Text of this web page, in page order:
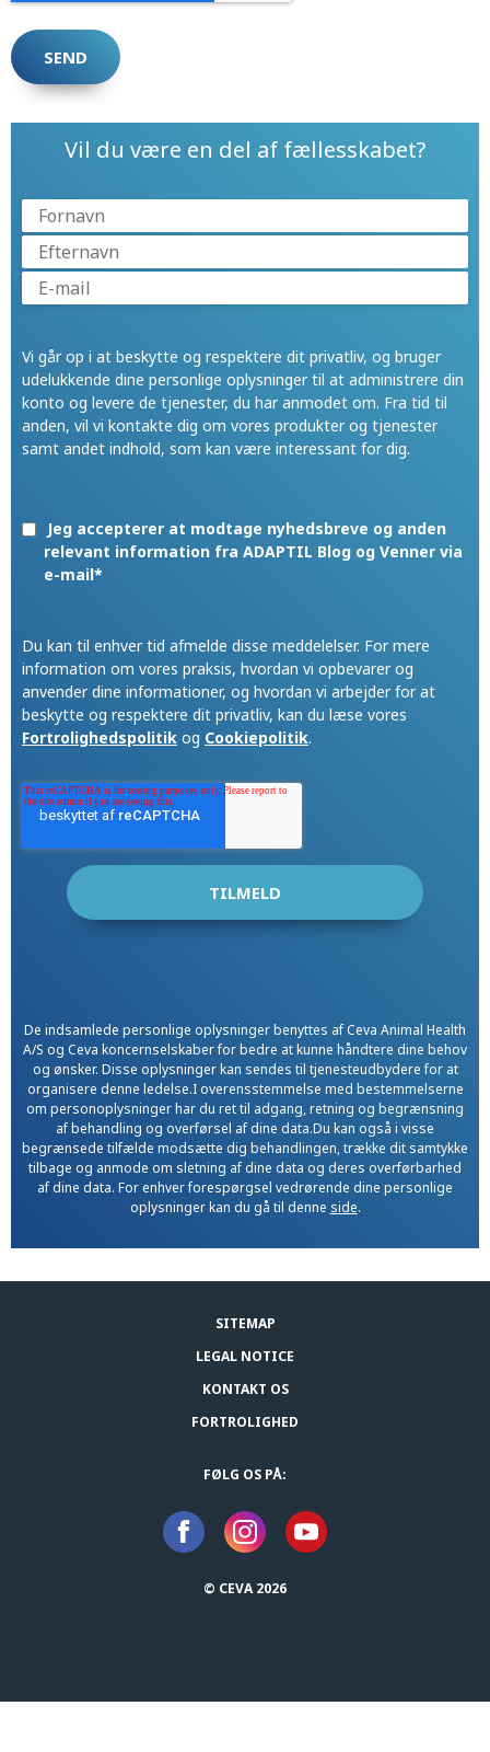
Vil du være en del af fællesskabet?
Vi går op i at beskytte og respektere dit privatliv, og bruger
udelukkende dine personlige oplysninger til at administrere din
konto og levere de tjenester, du har anmodet om. Fra tid til
anden, vil vi kontakte dig om vores produkter og tjenester
samt andet indhold, som kan være interessant for dig.
Jeg accepterer at modtage nyhedsbreve og anden
relevant information fra ADAPTIL Blog og Venner via
e-mail*
Du kan til enhver tid afmelde disse meddelelser. For mere
information om vores praksis, hvordan vi opbevarer og
anvender dine informationer, og hvordan vi arbejder for at
beskytte og respektere dit privatliv, kan du læse vores
Fortrolighedspolitik og Cookiepolitik.
De indsamlede personlige oplysninger benyttes af Ceva Animal Health
A/S og Ceva koncernselskaber for bedre at kunne håndtere dine behov
og ønsker. Disse oplysninger kan sendes til tjenesteudbydere for at
organisere denne ledelse.I overensstemmelse med bestemmelserne
om personoplysninger har du ret til adgang, retning og begrænsning
af behandling og overførsel af dine data.Du kan også i visse
begrænsede tilfælde modsætte dig behandlingen, trække dit samtykke
tilbage og anmode om sletning af dine data og deres overførbarhed
af dine data. For enhver forespørgsel vedrørende dine personlige
oplysninger kan du gå til denne side.
SITEMAP
LEGAL NOTICE
KONTAKT OS
FORTROLIGHED
FØLG OS PÅ:
© CEVA 2026